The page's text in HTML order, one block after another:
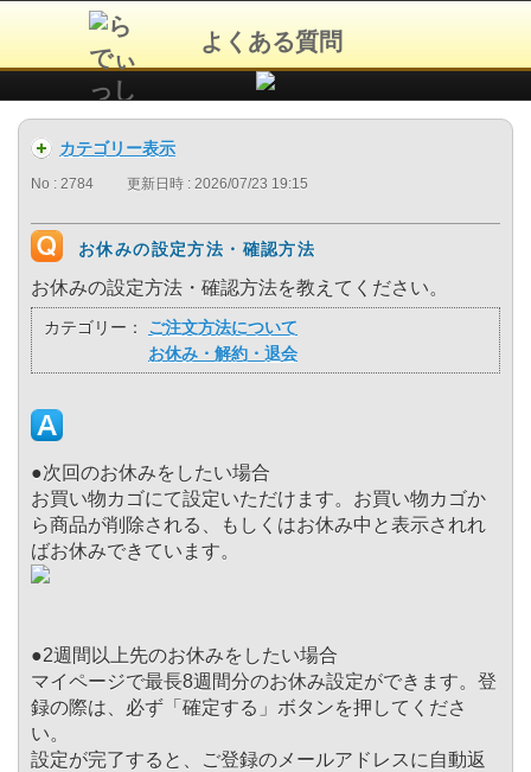
よくある質問
カテゴリー表示
No : 2784 更新日時 : 2026/07/23 19:15
お休みの設定方法・確認方法
お休みの設定方法・確認方法を教えてください。
カテゴリー：
ご注文方法について
お休み・解約・退会
●次回のお休みをしたい場合
お買い物カゴにて設定いただけます。お買い物カゴか
ら商品が削除される、もしくはお休み中と表示されれ
ばお休みできています。
●2週間以上先のお休みをしたい場合
マイページで最長8週間分のお休み設定ができます。登
録の際は、必ず「確定する」ボタンを押してくださ
い。
設定が完了すると、ご登録のメールアドレスに自動返